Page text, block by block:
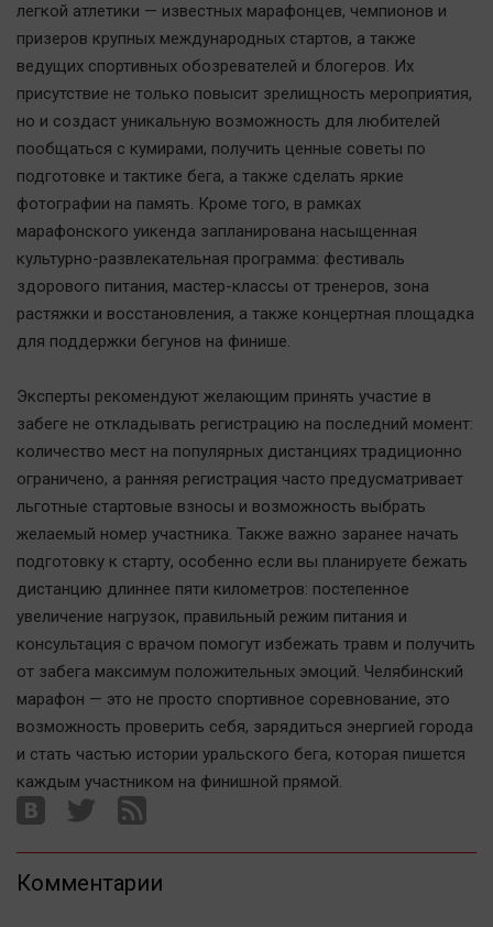
Вкусное
Дети
ЖКХ
Интервью
Качество жизни
Народная журналистика
Наука
Обсуждаем
Последняя инстанция
Светская жизнь
Тенденции
Точка на карте
легкой атлетики — известных марафонцев, чемпионов и
призеров крупных международных стартов, а также
ведущих спортивных обозревателей и блогеров. Их
присутствие не только повысит зрелищность мероприятия,
но и создаст уникальную возможность для любителей
пообщаться с кумирами, получить ценные советы по
подготовке и тактике бега, а также сделать яркие
фотографии на память. Кроме того, в рамках
марафонского уикенда запланирована насыщенная
культурно-развлекательная программа: фестиваль
здорового питания, мастер-классы от тренеров, зона
растяжки и восстановления, а также концертная площадка
для поддержки бегунов на финише.
Эксперты рекомендуют желающим принять участие в
забеге не откладывать регистрацию на последний момент:
количество мест на популярных дистанциях традиционно
ограничено, а ранняя регистрация часто предусматривает
льготные стартовые взносы и возможность выбрать
желаемый номер участника. Также важно заранее начать
подготовку к старту, особенно если вы планируете бежать
дистанцию длиннее пяти километров: постепенное
увеличение нагрузок, правильный режим питания и
консультация с врачом помогут избежать травм и получить
от забега максимум положительных эмоций. Челябинский
марафон — это не просто спортивное соревнование, это
возможность проверить себя, зарядиться энергией города
и стать частью истории уральского бега, которая пишется
каждым участником на финишной прямой.
Комментарии